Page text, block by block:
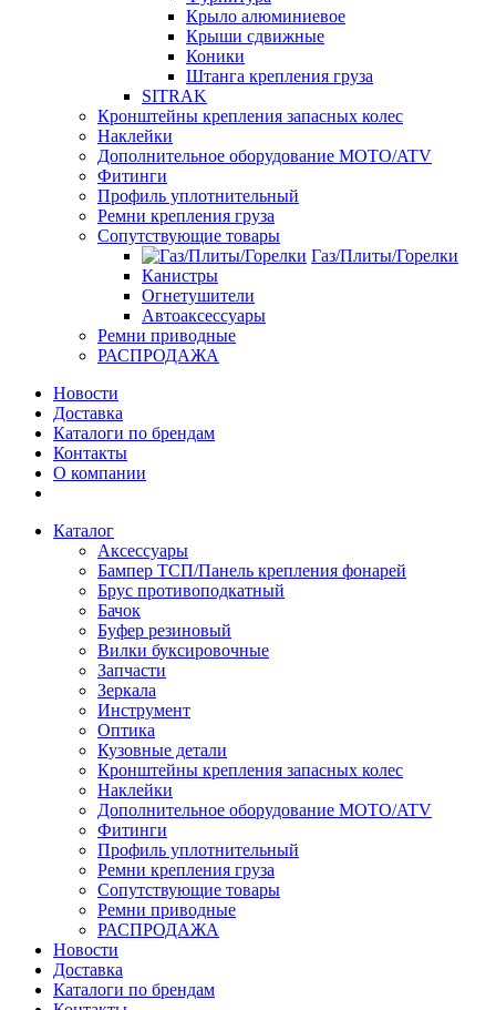
Крыло алюминиевое
Крыши сдвижные
Коники
Штанга крепления груза
SITRAK
Кронштейны крепления запасных колес
Наклейки
Дополнительное оборудование MOTO/ATV
Фитинги
Профиль уплотнительный
Ремни крепления груза
Сопутствующие товары
Газ/Плиты/Горелки
Канистры
Огнетушители
Автоаксессуары
Ремни приводные
РАСПРОДАЖА
Новости
Доставка
Каталоги по брендам
Контакты
О компании
Каталог
Аксессуары
Бампер ТСП/Панель крепления фонарей
Брус противоподкатный
Бачок
Буфер резиновый
Вилки буксировочные
Запчасти
Зеркала
Инструмент
Оптика
Кузовные детали
Кронштейны крепления запасных колес
Наклейки
Дополнительное оборудование MOTO/ATV
Фитинги
Профиль уплотнительный
Ремни крепления груза
Сопутствующие товары
Ремни приводные
РАСПРОДАЖА
Новости
Доставка
Каталоги по брендам